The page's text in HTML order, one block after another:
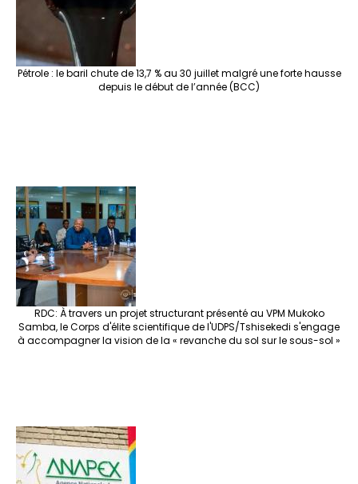
Pétrole : le baril chute de 13,7 % au 30 juillet malgré une forte hausse
depuis le début de l’année (BCC)
RDC: À travers un projet structurant présenté au VPM Mukoko
Samba, le Corps d'élite scientifique de l'UDPS/Tshisekedi s'engage
à accompagner la vision de la « revanche du sol sur le sous-sol »